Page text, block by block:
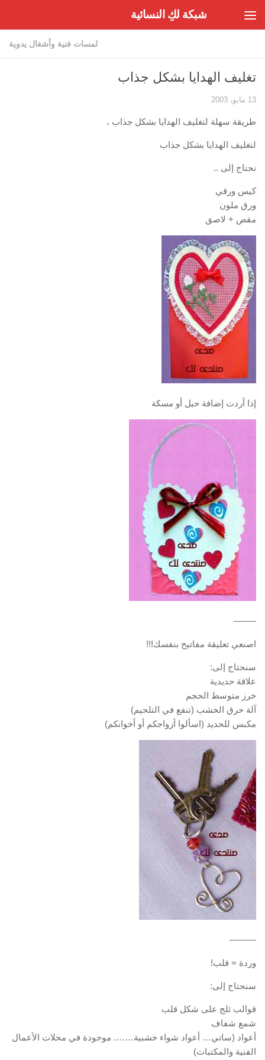
شبكة لكِ النسائية
لمسات فنية وأشغال يدوية
تغليف الهدايا بشكل جذاب
13 مايو، 2003
طريقة سهلة لتغليف الهدايا بشكل جذاب ،
لتغليف الهدايا بشكل جذاب
نحتاج إلى ..
كيس ورقي
ورق ملون
مقص + لاصق
إذا أردت إضافة حبل أو مسكة
——–
اصنعي تعليقة مفاتيح بنفسك!!!
سنحتاج إلى:
علاقة حديدية
خرز متوسط الحجم
آلة حرق الخشب (تنفع في التلحيم)
مكبس للحديد (اسألوا أزواجكم أو أخوانكم)
———
وردة = قلب!
سنحتاج إلى:
قوالب ثلج على شكل قلب
شمع شفاف
أعواد (ساتي… أعواد شواء خشبية……. موجودة في محلات الأعمال
الفنية والمكتبات)